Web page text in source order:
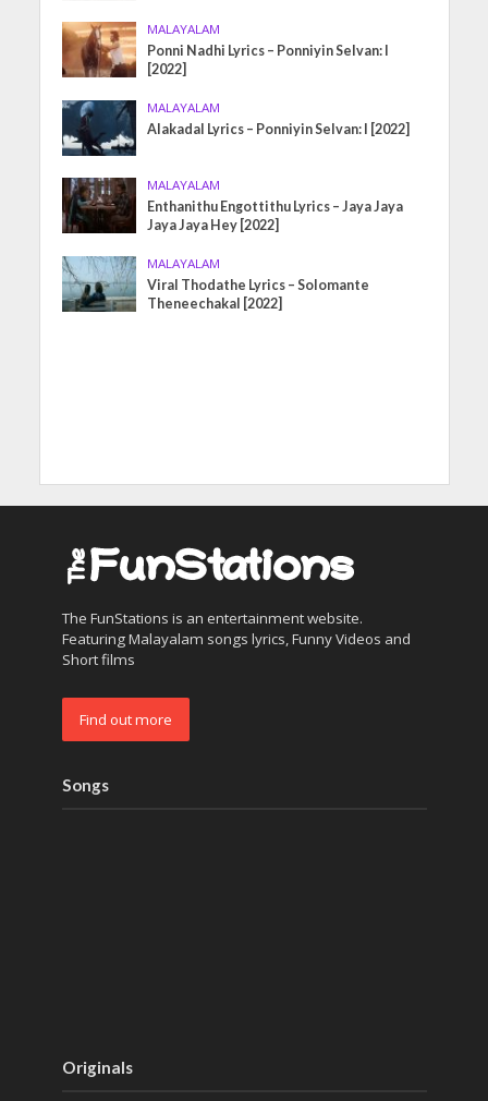
MALAYALAM
Ponni Nadhi Lyrics – Ponniyin Selvan: I
[2022]
MALAYALAM
Alakadal Lyrics – Ponniyin Selvan: I [2022]
MALAYALAM
Enthanithu Engottithu Lyrics – Jaya Jaya
Jaya Jaya Hey [2022]
MALAYALAM
Viral Thodathe Lyrics – Solomante
Theneechakal [2022]
The FunStations is an entertainment website.
Featuring Malayalam songs lyrics, Funny Videos and
Short films
Find out more
Songs
Originals